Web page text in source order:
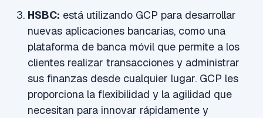
HSBC: está utilizando GCP para desarrollar
nuevas aplicaciones bancarias, como una
plataforma de banca móvil que permite a los
clientes realizar transacciones y administrar
sus finanzas desde cualquier lugar. GCP les
proporciona la flexibilidad y la agilidad que
necesitan para innovar rápidamente y